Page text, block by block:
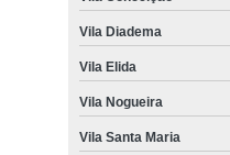
Vila Diadema
Vila Elida
Vila Nogueira
Vila Santa Maria